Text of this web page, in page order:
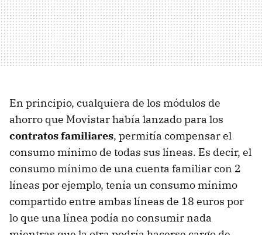
En principio, cualquiera de los módulos de
ahorro que Movistar había lanzado para los
contratos familiares, permitía compensar el
consumo mínimo de todas sus líneas. Es decir, el
consumo mínimo de una cuenta familiar con 2
líneas por ejemplo, tenía un consumo mínimo
compartido entre ambas líneas de 18 euros por
lo que una línea podía no consumir nada